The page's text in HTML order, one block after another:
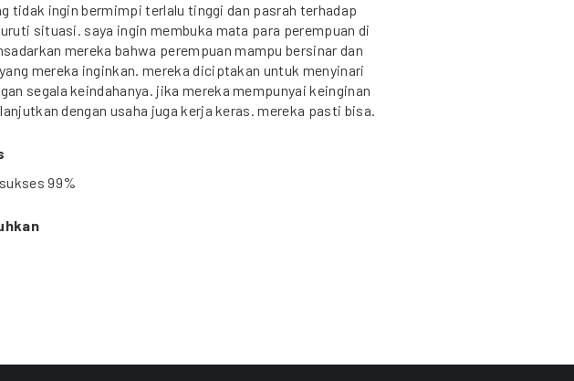
tidak ingin bermimpi terlalu tinggi dan pasrah terhadap
situasi. saya ingin membuka mata para perempuan di
mereka bahwa perempuan mampu bersinar dan
mereka inginkan. mereka diciptakan untuk menyinari
segala keindahanya. jika mereka mempunyai keinginan
dengan usaha juga kerja keras. mereka pasti bisa.
99%